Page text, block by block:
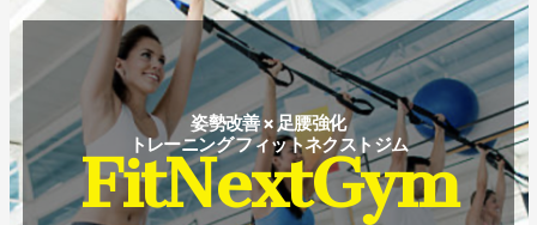
姿勢改善 × 足腰強化
トレーニング フィットネクストジム
FitNextGym